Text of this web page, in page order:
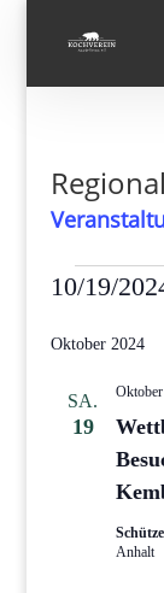
10/19/
wählen.
Oktober 2024
SA.
19
Anhalt